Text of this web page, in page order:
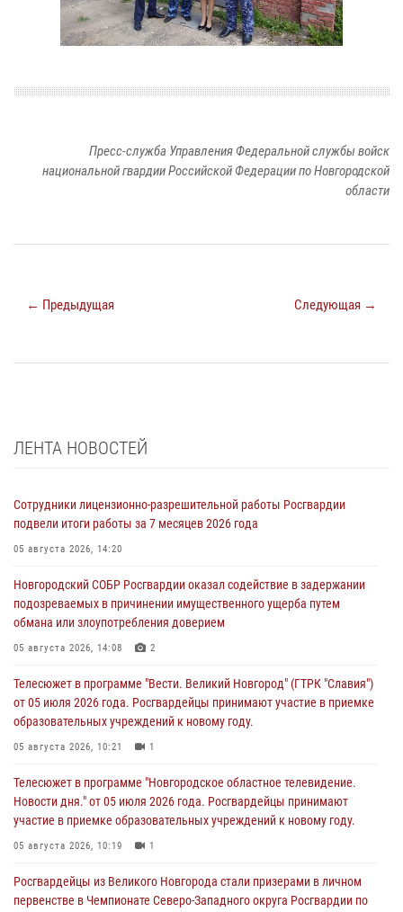
Пресс-служба Управления Федеральной службы войск
национальной гвардии Российской Федерации по Новгородской
области
← Предыдущая Следующая →
ЛЕНТА НОВОСТЕЙ
Сотрудники лицензионно-разрешительной работы Росгвардии
подвели итоги работы за 7 месяцев 2026 года
05 августа 2026, 14:20
Новгородский СОБР Росгвардии оказал содействие в задержании
подозреваемых в причинении имущественного ущерба путем
обмана или злоупотребления доверием
05 августа 2026, 14:08 2
Телесюжет в программе "Вести. Великий Новгород" (ГТРК "Славия")
от 05 июля 2026 года. Росгвардейцы принимают участие в приемке
образовательных учреждений к новому году.
05 августа 2026, 10:21 1
Телесюжет в программе "Новгородское областное телевидение.
Новости дня." от 05 июля 2026 года. Росгвардейцы принимают
участие в приемке образовательных учреждений к новому году.
05 августа 2026, 10:19 1
Росгвардейцы из Великого Новгорода стали призерами в личном
первенстве в Чемпионате Северо-Западного округа Росгвардии по